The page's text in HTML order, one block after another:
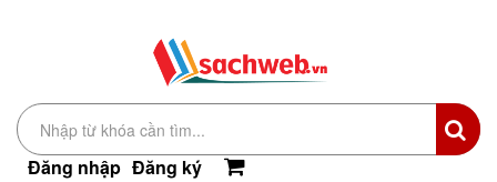
Đăng nhập Đăng ký